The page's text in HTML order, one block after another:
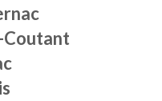
Coutant